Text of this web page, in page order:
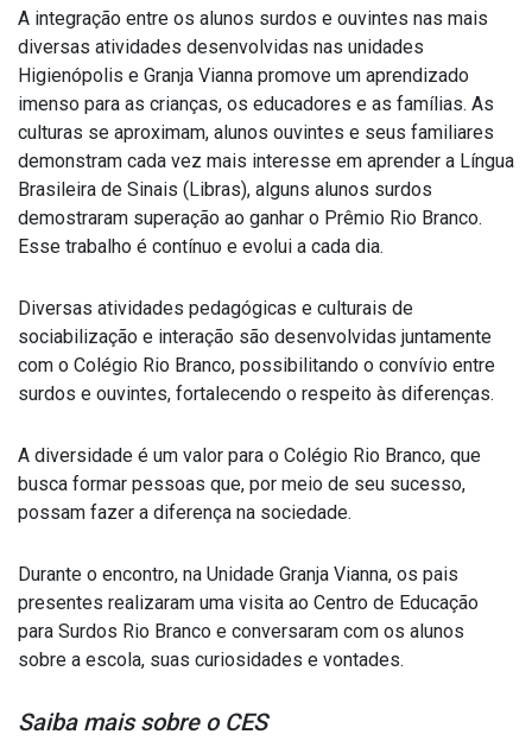
A integração entre os alunos surdos e ouvintes nas mais
diversas atividades desenvolvidas nas unidades
Higienópolis e Granja Vianna promove um aprendizado
imenso para as crianças, os educadores e as famílias. As
culturas se aproximam, alunos ouvintes e seus familiares
demonstram cada vez mais interesse em aprender a Língua
Brasileira de Sinais (Libras), alguns alunos surdos
demostraram superação ao ganhar o Prêmio Rio Branco.
Esse trabalho é contínuo e evolui a cada dia.
Diversas atividades pedagógicas e culturais de
sociabilização e interação são desenvolvidas juntamente
com o Colégio Rio Branco, possibilitando o convívio entre
surdos e ouvintes, fortalecendo o respeito às diferenças.
A diversidade é um valor para o Colégio Rio Branco, que
busca formar pessoas que, por meio de seu sucesso,
possam fazer a diferença na sociedade.
Durante o encontro, na Unidade Granja Vianna, os pais
presentes realizaram uma visita ao Centro de Educação
para Surdos Rio Branco e conversaram com os alunos
sobre a escola, suas curiosidades e vontades.
Saiba mais sobre o CES